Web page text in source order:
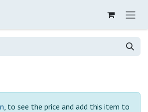
, to see the price and add this item to